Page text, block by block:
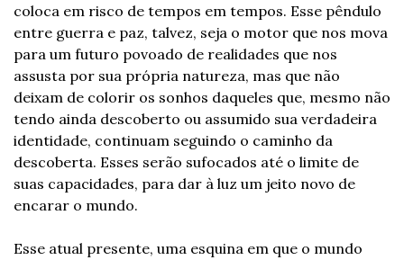
coloca em risco de tempos em tempos. Esse pêndulo
entre guerra e paz, talvez, seja o motor que nos mova
para um futuro povoado de realidades que nos
assusta por sua própria natureza, mas que não
deixam de colorir os sonhos daqueles que, mesmo não
tendo ainda descoberto ou assumido sua verdadeira
identidade, continuam seguindo o caminho da
descoberta. Esses serão sufocados até o limite de
suas capacidades, para dar à luz um jeito novo de
encarar o mundo.
Esse atual presente, uma esquina em que o mundo